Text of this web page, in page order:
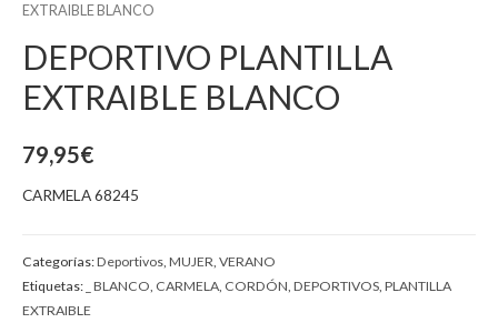
EXTRAIBLE BLANCO
DEPORTIVO PLANTILLA
EXTRAIBLE BLANCO
79,95€
CARMELA 68245
Categorías:Deportivos MUJER VERANO
Etiquetas: _ BLANCO CARMELA CORDÓN DEPORTIVOS PLANTILLA
EXTRAIBLE